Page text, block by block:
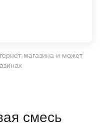
магазина и может
смесь